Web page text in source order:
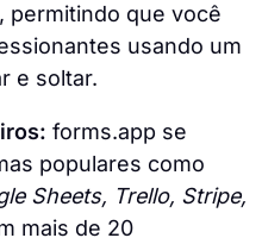
permitindo que você
usando um
e soltar.
forms.app se
populares como
Sheets, Trello, Stripe,
mais de 20